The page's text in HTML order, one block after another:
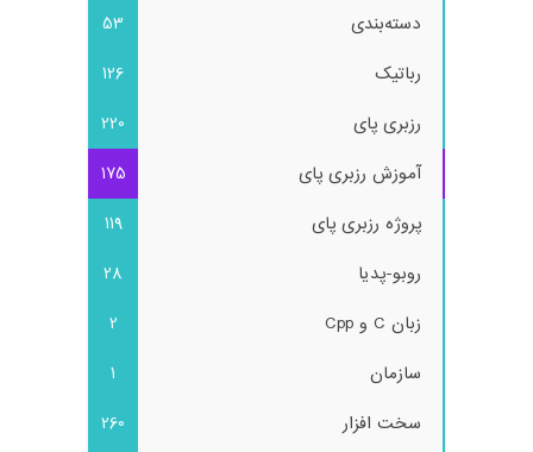
دسته‌بندی
53
رباتیک
126
رزبری پای
220
آموزش رزبری پای
175
پروژه رزبری پای
119
روبو-پدیا
28
زبان C و Cpp
2
سازمان
1
سخت افزار
260